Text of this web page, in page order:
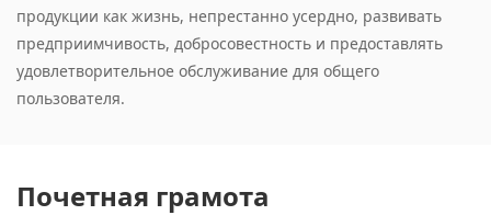
продукции как жизнь, непрестанно усердно, развивать
предприимчивость, добросовестность и предоставлять
удовлетворительное обслуживание для общего
пользователя.
Почетная грамота